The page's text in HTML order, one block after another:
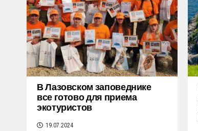
В Лазовском заповеднике
все готово для приема
экотуристов
19.07.2024